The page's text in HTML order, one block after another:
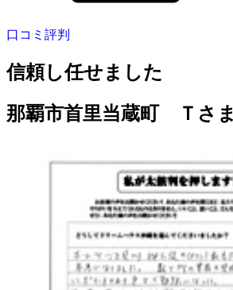
口コミ評判
信頼し任せました
那覇市首里当蔵町 Ｔさま